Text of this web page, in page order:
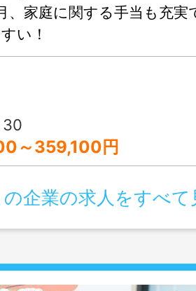
、家庭に関する手当も充実
い！
30
～359,100円
の企業の求人をすべて